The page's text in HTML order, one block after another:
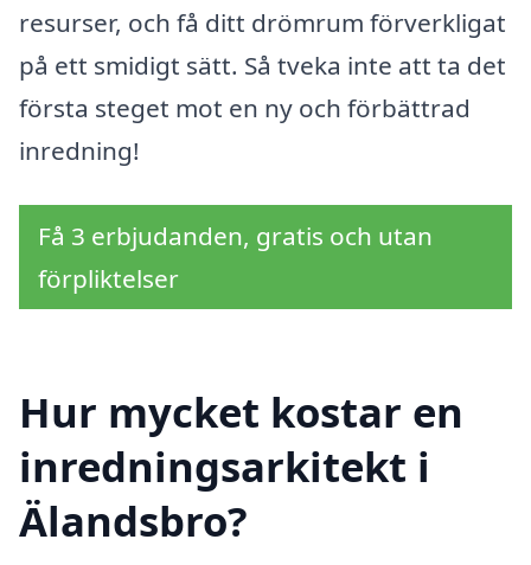
resurser, och få ditt drömrum förverkligat
på ett smidigt sätt. Så tveka inte att ta det
första steget mot en ny och förbättrad
inredning!
Få 3 erbjudanden, gratis och utan
förpliktelser
Hur mycket kostar en
inredningsarkitekt i
Älandsbro?